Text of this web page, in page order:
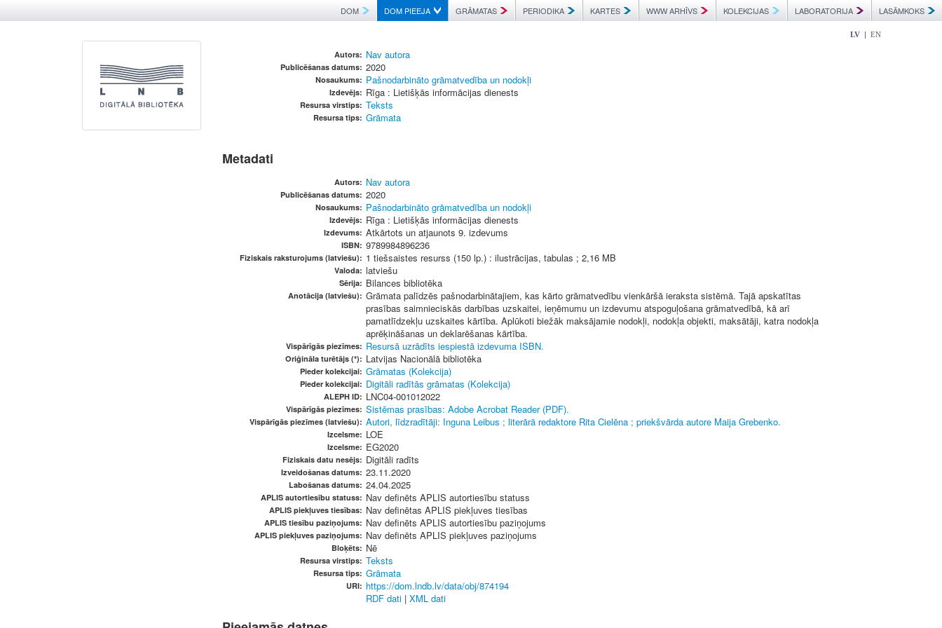
DOM DOM PIEEJA GRĀMATAS PERIODIKA KARTES WWW ARHĪVS KOLEKCIJAS LABORATORIJA LASĀMKOKS
LV | EN
Autors: Nav autora
Publicēšanas datums: 2020
Nosaukums: Pašnodarbināto grāmatvedība un nodokļi
Izdevējs: Rīga : Lietišķās informācijas dienests
Resursa virstips: Teksts
Resursa tips: Grāmata
Metadati
Autors: Nav autora
Publicēšanas datums: 2020
Nosaukums: Pašnodarbināto grāmatvedība un nodokļi
Izdevējs: Rīga : Lietišķās informācijas dienests
Izdevums: Atkārtots un atjaunots 9. izdevums
ISBN: 9789984896236
Fiziskais raksturojums (latviešu): 1 tiešsaistes resurss (150 lp.) : ilustrācijas, tabulas ; 2,16 MB
Valoda: latviešu
Sērija: Bilances bibliotēka
Anotācija (latviešu): Grāmata palīdzēs pašnodarbinātajiem, kas kārto grāmatvedību vienkāršā ieraksta sistēmā. Tajā apskatītas
prasības saimnieciskās darbības uzskaitei, ieņēmumu un izdevumu atspoguļošana grāmatvedībā, kā arī
pamatlīdzekļu uzskaites kārtība. Aplūkoti biežāk maksājamie nodokļi, nodokļa objekti, maksātāji, katra nodokļa
aprēķināšanas un deklarēšanas kārtība.
Vispārīgās piezīmes: Resursā uzrādīts iespiestā izdevuma ISBN.
Oriģināla turētājs (*): Latvijas Nacionālā bibliotēka
Pieder kolekcijai: Grāmatas (Kolekcija)
Pieder kolekcijai: Digitāli radītās grāmatas (Kolekcija)
ALEPH ID: LNC04-001012022
Vispārīgās piezīmes: Sistēmas prasības: Adobe Acrobat Reader (PDF).
Vispārīgās piezīmes (latviešu): Autori, līdzradītāji: Inguna Leibus ; literārā redaktore Rita Cielēna ; priekšvārda autore Maija Grebenko.
Izcelsme: LOE
Izcelsme: EG2020
Fiziskais datu nesējs: Digitāli radīts
Izveidošanas datums: 23.11.2020
Labošanas datums: 24.04.2025
APLIS autortiesību statuss: Nav definēts APLIS autortiesību statuss
APLIS piekļuves tiesības: Nav definētas APLIS piekļuves tiesības
APLIS tiesību paziņojums: Nav definēts APLIS autortiesību paziņojums
APLIS piekļuves paziņojums: Nav definēts APLIS piekļuves paziņojums
Bloķēts: Nē
Resursa virstips: Teksts
Resursa tips: Grāmata
URI: https://dom.lndb.lv/data/obj/874194
RDF dati | XML dati